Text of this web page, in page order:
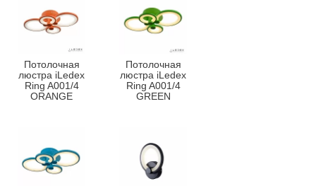
Потолочная
люстра iLedex
Ring A001/4
ORANGE
Потолочная
люстра iLedex
Ring A001/4
GREEN